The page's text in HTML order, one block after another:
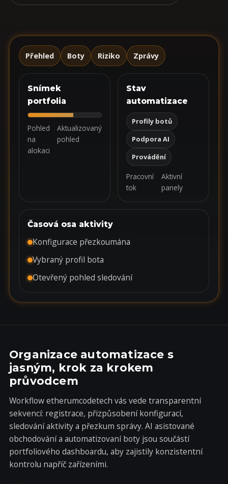
Přehled Boty Riziko Zprávy
Snímek
portfolia
Pohled
na
alokaci
Aktualizovaný
pohled
Stav
automatizace
Profily botů
Podpora AI
Provádění
Pracovní
tok
Aktivní
panely
Časová osa aktivity
Konfigurace přezkoumána
Vybraný profil bota
Otevřený pohled sledování
Organizace automatizace s
jasným, krok za krokem
průvodcem
Workflow etherumcodetech vás vede transparentní
sekvencí: registrace, přizpůsobení konfigurací,
sledování aktivity a přezkum správy. AI asistované
obchodování a automatizovaní boty jsou součástí
portfoliového dashboardu, aby zajistily konzistentní
kontrolu napříč zařízeními.